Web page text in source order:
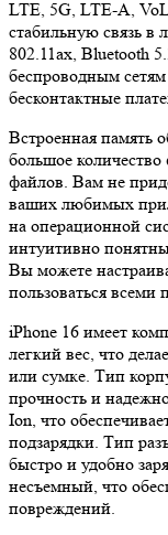
LTE, 5G, LTE-A,
стабильную связь
802.11ax, Bluetooth
беспроводным
бесконтактные
Встроенная память
большое
файлов. Вам не
ваших любимых
на операционной
интуитивно
Вы можете
пользоваться
iPhone 16 имеет
легкий вес, что
или сумке. Тип
прочность и
Ion, что
подзарядки. Тип
быстро и удобно
несъемный, что
повреждений.